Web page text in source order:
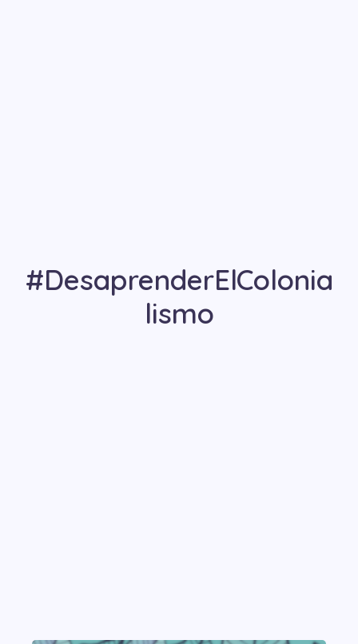
#DesaprenderElColonia
lismo